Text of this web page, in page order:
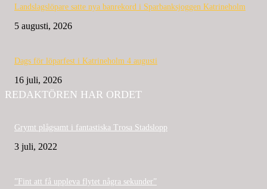
Landslagslöpare satte nya banrekord i Sparbanksjoggen Katrineholm
5 augusti, 2026
Dags för löparfest i Katrineholm 4 augusti
16 juli, 2026
REDAKTÖREN HAR ORDET
Grymt plågsamt i fantastiska Trosa Stadslopp
3 juli, 2022
”Fint att få uppleva flytet några sekunder”